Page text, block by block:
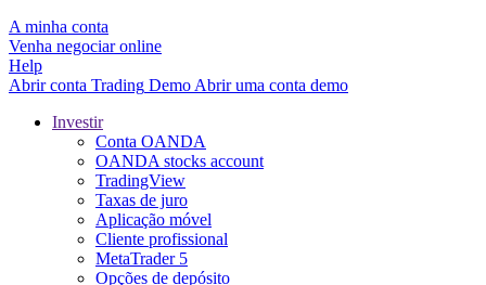
A minha conta
Venha negociar online
Help
Abrir conta Trading Demo Abrir uma conta demo
Investir
Conta OANDA
OANDA stocks account
TradingView
Taxas de juro
Aplicação móvel
Cliente profissional
MetaTrader 5
Opções de depósito